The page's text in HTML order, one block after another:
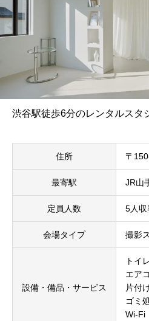
渋谷駅徒歩6分のレンタルスタ
住所 〒
最寄駅 JR山
定員人数 5人収
会場タイプ 撮影
設備・備品・サービス
トイ
エア
片付
ゴミ
Wi-Fi